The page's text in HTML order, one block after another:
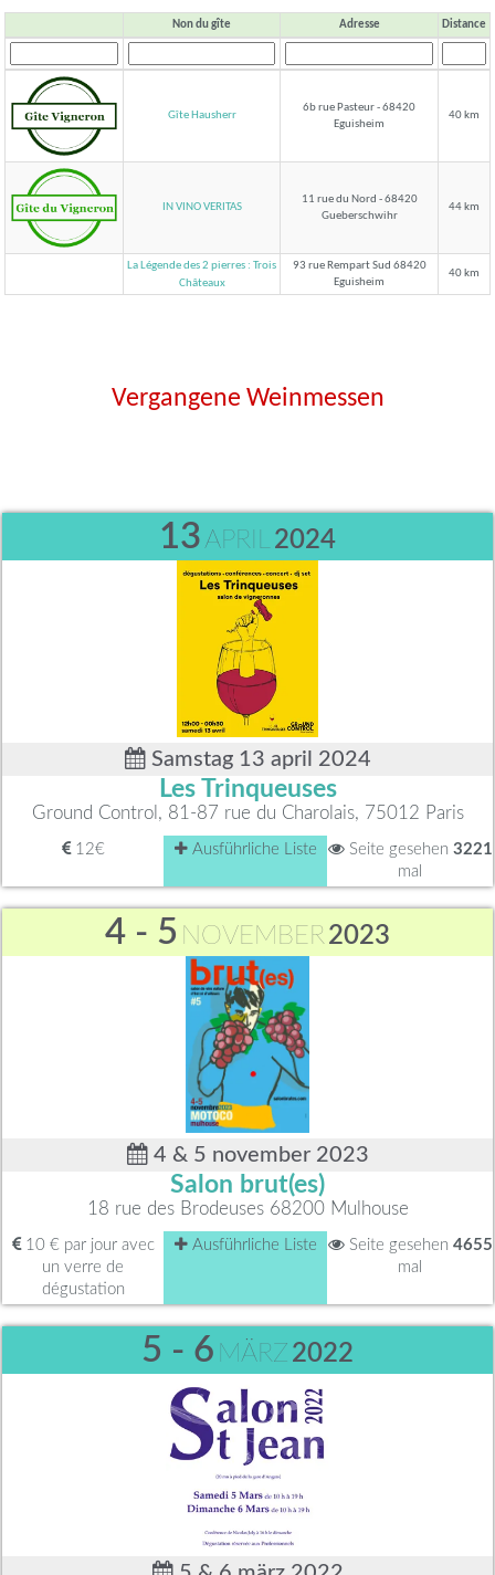
Non du gîte Adresse Distance
Gîte Hausherr
6b rue Pasteur - 68420
Eguisheim
40 km
IN VINO VERITAS
11 rue du Nord - 68420
Gueberschwihr
44 km
La Légende des 2 pierres : Trois
Châteaux
93 rue Rempart Sud 68420
Eguisheim
40 km
Vergangene Weinmessen
13APRIL 2024
Samstag 13 april 2024
Les Trinqueuses
Ground Control, 81-87 rue du Charolais, 75012 Paris
12€ Ausführliche Liste Seite gesehen 3221
mal
4 - 5 NOVEMBER2023
4 & 5 november 2023
Salon brut(es)
18 rue des Brodeuses 68200 Mulhouse
10 € par jour avec
un verre de
dégustation
Ausführliche Liste Seite gesehen 4655
mal
5 - 6 MÄRZ 2022